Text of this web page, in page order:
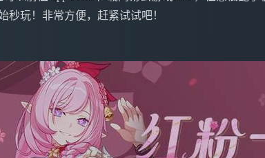
秒玩！非常方便，赶紧试试吧！